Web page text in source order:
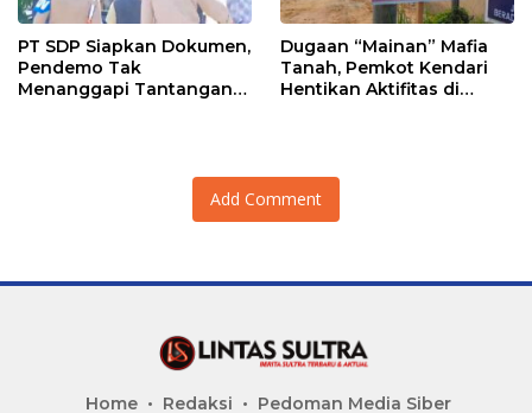
PT SDP Siapkan Dokumen,
Pendemo Tak
Menanggapi Tantangan
Dugaan “Mainan” Mafia
Tanah, Pemkot Kendari
Hentikan Aktifitas di
Add Comment
Home Redaksi Pedoman Media Siber